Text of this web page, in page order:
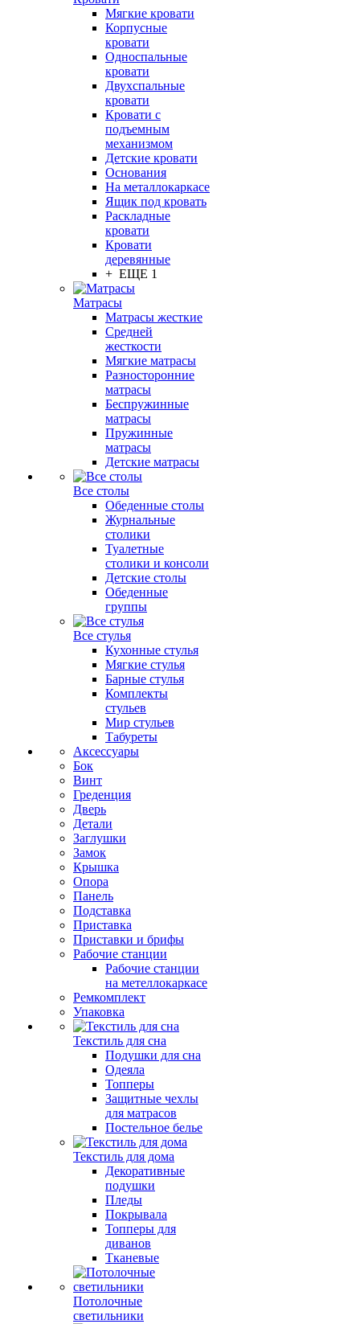
Мягкие кровати
Корпусные
кровати
Односпальные
кровати
Двухспальные
кровати
Кровати с
подъемным
механизмом
Детские кровати
Основания
На металлокаркасе
Ящик под кровать
Раскладные
кровати
Кровати
деревянные
+ ЕЩЕ 1
Матрасы
Матрасы жесткие
Средней
жесткости
Мягкие матрасы
Разносторонние
матрасы
Беспружинные
матрасы
Пружинные
матрасы
Детские матрасы
Все столы
Обеденные столы
Журнальные
столики
Туалетные
столики и консоли
Детские столы
Обеденные
группы
Все стулья
Кухонные стулья
Мягкие стулья
Барные стулья
Комплекты
стульев
Мир стульев
Табуреты
Аксессуары
Бок
Винт
Греденция
Дверь
Детали
Заглушки
Замок
Крышка
Опора
Панель
Подставка
Приставка
Приставки и брифы
Рабочие станции
Рабочие станции
на метеллокаркасе
Ремкомплект
Упаковка
Текстиль для сна
Подушки для сна
Одеяла
Топперы
Защитные чехлы
для матрасов
Постельное белье
Текстиль для дома
Декоративные
подушки
Пледы
Покрывала
Топперы для
диванов
Тканевые
Потолочные
светильники